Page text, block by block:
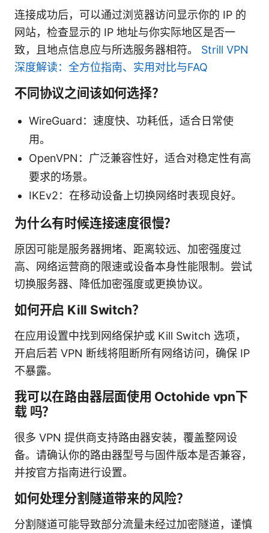
连接成功后，可以通过浏览器访问显示你的 IP 的
网站，检查显示的 IP 地址与你实际地区是否一
致，且地点信息应与所选服务器相符。 Strill VPN
深度解读：全方位指南、实用对比与FAQ
不同协议之间该如何选择？
WireGuard：速度快、功耗低，适合日常使
用。
OpenVPN：广泛兼容性好，适合对稳定性有高
要求的场景。
IKEv2：在移动设备上切换网络时表现良好。
为什么有时候连接速度很慢？
原因可能是服务器拥堵、距离较远、加密强度过
高、网络运营商的限速或设备本身性能限制。尝试
切换服务器、降低加密强度或更换协议。
如何开启 Kill Switch？
在应用设置中找到网络保护或 Kill Switch 选项，
开启后若 VPN 断线将阻断所有网络访问，确保 IP
不暴露。
我可以在路由器层面使用 Octohide vpn下
载 吗？
很多 VPN 提供商支持路由器安装，覆盖整网设
备。请确认你的路由器型号与固件版本是否兼容，
并按官方指南进行设置。
如何处理分割隧道带来的风险？
分割隧道可能导致部分流量未经过加密隧道，谨慎